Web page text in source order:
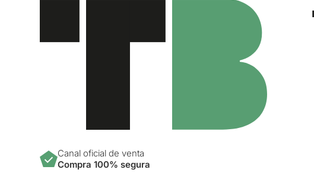
Canal oficial de venta
Compra 100% segura